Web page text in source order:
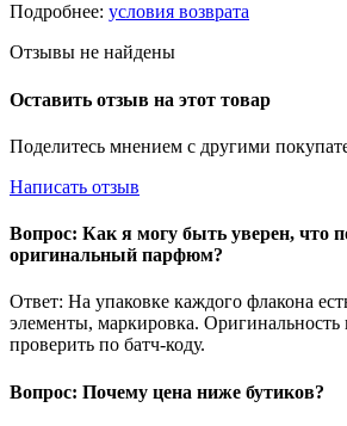
Подробнее: условия возврата
Отзывы не найдены
Оставить отзыв на этот товар
Поделитесь мнением с другими
Написать отзыв
Вопрос: Как я могу быть уверен, что
оригинальный парфюм?
Ответ: На упаковке каждого флакона
элементы, маркировка.
проверить по батч-коду.
Вопрос: Почему цена ниже бутиков?